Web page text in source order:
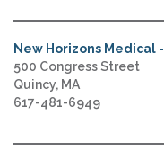
New Horizons Medical -
500 Congress Street
Quincy, MA
617-481-6949